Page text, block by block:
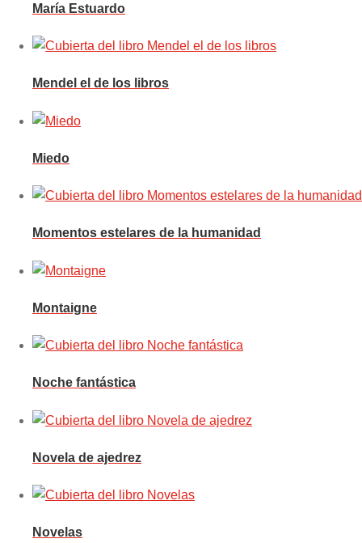
María Estuardo
Mendel el de los libros
Miedo
Momentos estelares de la humanidad
Montaigne
Noche fantástica
Novela de ajedrez
Novelas